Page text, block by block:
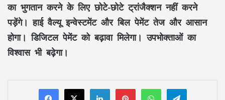
का भुगतान करने के लिए छोटे-छोटे ट्रांजैक्शन नहीं करने
पड़ेंगे। हाई वैल्यू इन्वेस्टमेंट और बिल पेमेंट तेज और आसान
होगा। डिजिटल पेमेंट को बढ़ावा मिलेगा। उपभोक्ताओं का
विश्वास भी बढ़ेगा।
LinkedInPinterestWhatsAppTelegram